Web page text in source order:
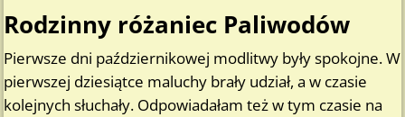
Rodzinny różaniec Paliwodów
Pierwsze dni październikowej modlitwy były spokojne. W
pierwszej dziesiątce maluchy brały udział, a w czasie
kolejnych słuchały. Odpowiadałam też w tym czasie na